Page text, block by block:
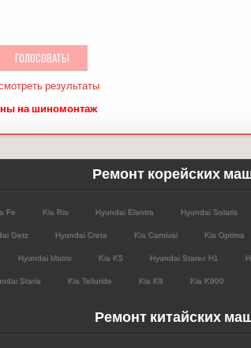
результаты
на шиномонтаж
Ремонт корейских
Fe Kia Rio Hyundai Elantra Hyundai Solaris
Getz Hyundai Creta Kia Carnival Kia Optima
Hyundai Matrix Kia K5 Hyundai Starex H1
Staria Kia Telluride Kia K8 Kia K900
Ремонт китайских